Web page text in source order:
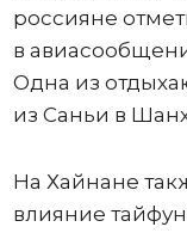
россияне
в
Одна из
из Саньи в
На Хайнане
влияние